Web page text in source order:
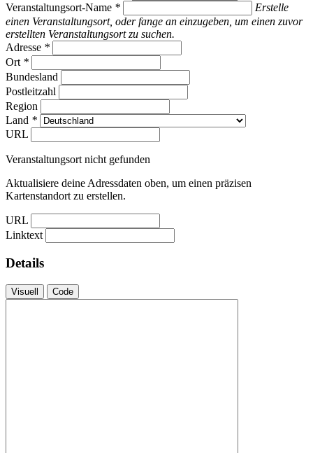
Veranstaltungsort-Name *
Erstelle
einen Veranstaltungsort, oder fange an einzugeben, um einen zuvor
erstellten Veranstaltungsort zu suchen.
Adresse *
Ort *
Bundesland
Postleitzahl
Region
Land *
URL
Veranstaltungsort nicht gefunden
Aktualisiere deine Adressdaten oben, um einen präzisen
Kartenstandort zu erstellen.
URL
Linktext
Details
Visuell Code